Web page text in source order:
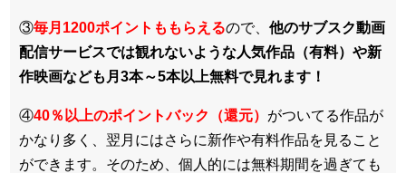
③毎月1200ポイントももらえるので、 他のサブスク動画
配信サービスでは観れないような人気作品（有料）や新
作映画なども月3本～5本以上無料で見れます！
④40％以上のポイントバック（還元） がついてる作品が
かなり多く、翌月にはさらに新作や有料作品を見ること
ができます。そのため、個人的には無料期間を過ぎても